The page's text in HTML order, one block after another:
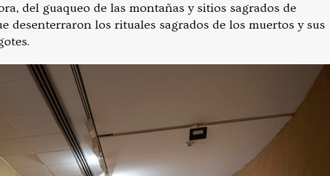
del guaqueo de las montañas y sitios sagrados de
desenterraron los rituales sagrados de los muertos y sus